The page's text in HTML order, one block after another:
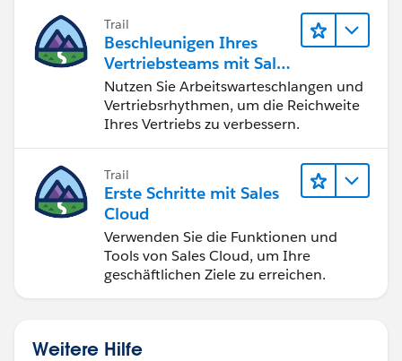
schließen Sie den Lead-zu-Cash-Zyklus
erfolgreich ab.
Trail
Beschleunigen Ihres
Vertriebsteams mit Sales
Engagement
Nutzen Sie Arbeitswarteschlangen und
Vertriebsrhythmen, um die Reichweite
Ihres Vertriebs zu verbessern.
Trail
Erste Schritte mit Sales
Cloud
Verwenden Sie die Funktionen und
Tools von Sales Cloud, um Ihre
geschäftlichen Ziele zu erreichen.
Weitere Hilfe